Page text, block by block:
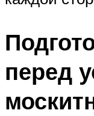
перед